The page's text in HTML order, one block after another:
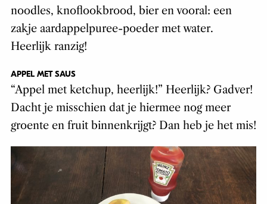
noodles, knoflookbrood, bier en vooral: een
zakje aardappelpuree-poeder met water.
Heerlijk ranzig!
APPEL MET SAUS
“Appel met ketchup, heerlijk!” Heerlijk? Gadver!
Dacht je misschien dat je hiermee nog meer
groente en fruit binnenkrijgt? Dan heb je het mis!